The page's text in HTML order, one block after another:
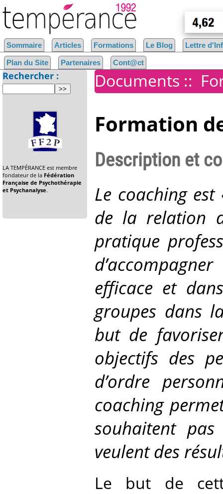
Documents ::
Formation
Description et
Le coaching
de la relation
pratique
efficace et
groupes dans
but de favoriser
objectifs des
d’ordre
coaching
souhaitent
veulent des
Le but de
Sommaire Articles Formations Le Blog Lettre
Plan du Site Partenaires Cont@ct
Rechercher :
LA TEMPÉRANCE est membre
fondateur de la Fédération
Française de Psychothérapie
et Psychanalyse.